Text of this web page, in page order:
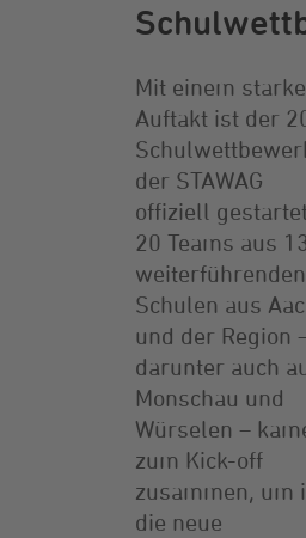
Mit einem
Auftakt ist der
der STAWAG
offiziell
20 Teams aus 13
weiterführenden
Schulen aus
und der Region
darunter auch
Monschau und
Würselen –
zum Kick-off
zusammen, um
die neue